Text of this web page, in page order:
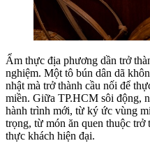
Ẩm thực địa phương dần trở
nghiệm. Một tô bún dân dã
nhật mà trở thành cầu nối để
miền. Giữa TP.HCM sôi động,
hành trình mới, từ ký ức vùng
trọng, từ món ăn quen thuộc trở
thực khách hiện đại.